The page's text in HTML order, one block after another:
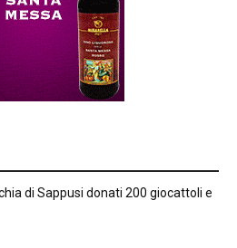
di Sappusi donati 200 giocattoli e